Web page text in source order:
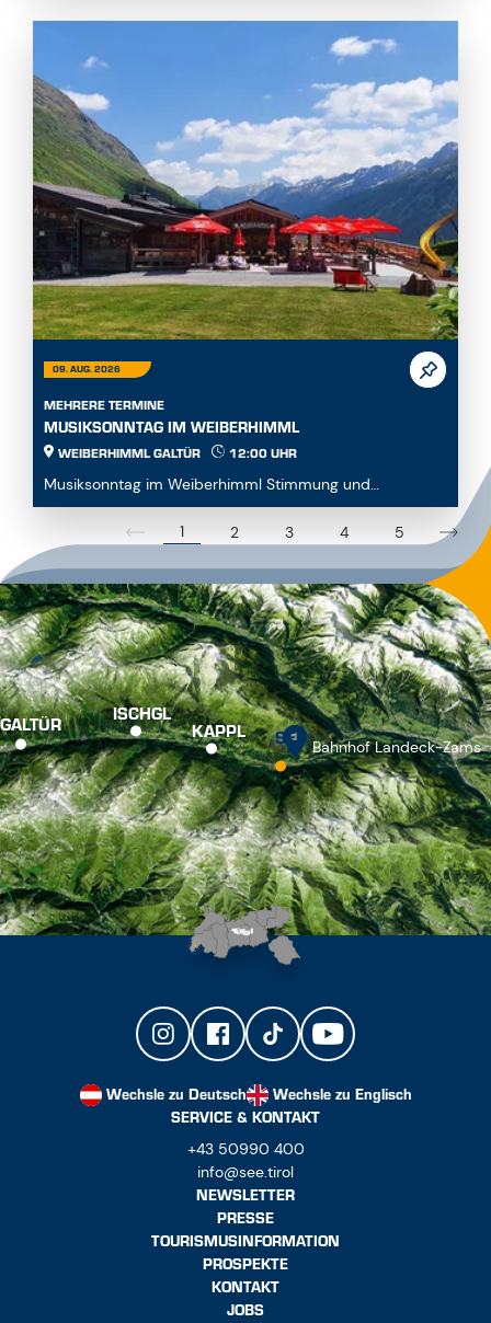
09. AUG. 2026
MEHRERE TERMINE
WEIBERHIMML GALTÜR 12:00 UHR
Musiksonntag im Weiberhimml Stimmung und
12:00...
GALTÜR ISCHGL
KAPPL SEE Bahnhof Landeck-Zams
Wechsle zu Deutsch
Wechsle zu Englisch
SERVICE & KONTAKT
+43 50990 400
NEWSLETTER
PRESSE
TOURISMUSINFORMATION
PROSPEKTE
KONTAKT
JOBS
PARTNER